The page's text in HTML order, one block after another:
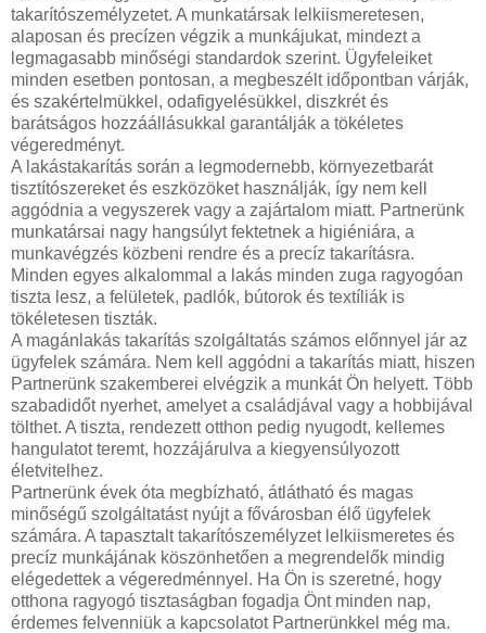
takarítószemélyzetet. A munkatársak lelkiismeretesen,
alaposan és precízen végzik a munkájukat, mindezt a
legmagasabb minőségi standardok szerint. Ügyfeleiket
minden esetben pontosan, a megbeszélt időpontban várják,
és szakértelmükkel, odafigyelésükkel, diszkrét és
barátságos hozzáállásukkal garantálják a tökéletes
végeredményt.
A lakástakarítás során a legmodernebb, környezetbarát
tisztítószereket és eszközöket használják, így nem kell
aggódnia a vegyszerek vagy a zajártalom miatt. Partnerünk
munkatársai nagy hangsúlyt fektetnek a higiéniára, a
munkavégzés közbeni rendre és a precíz takarításra.
Minden egyes alkalommal a lakás minden zuga ragyogóan
tiszta lesz, a felületek, padlók, bútorok és textíliák is
tökéletesen tiszták.
A magánlakás takarítás szolgáltatás számos előnnyel jár az
ügyfelek számára. Nem kell aggódni a takarítás miatt, hiszen
Partnerünk szakemberei elvégzik a munkát Ön helyett. Több
szabadidőt nyerhet, amelyet a családjával vagy a hobbijával
tölthet. A tiszta, rendezett otthon pedig nyugodt, kellemes
hangulatot teremt, hozzájárulva a kiegyensúlyozott
életvitelhez.
Partnerünk évek óta megbízható, átlátható és magas
minőségű szolgáltatást nyújt a fővárosban élő ügyfelek
számára. A tapasztalt takarítószemélyzet lelkiismeretes és
precíz munkájának köszönhetően a megrendelők mindig
elégedettek a végeredménnyel. Ha Ön is szeretné, hogy
otthona ragyogó tisztaságban fogadja Önt minden nap,
érdemes felvenniük a kapcsolatot Partnerünkkel még ma.